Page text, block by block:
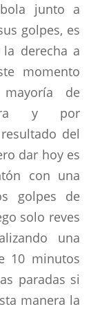
junto a
golpes, es
derecha a
momento
de
y por
del
dar hoy es
con una
golpes de
solo reves
una
10 minutos
paradas si
manera la